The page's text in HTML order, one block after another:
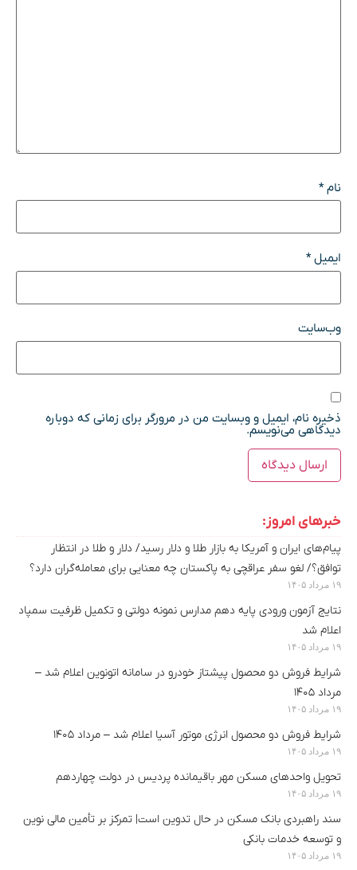
نام*
ایمیل*
وب‌سایت
ذخیره نام، ایمیل و وبسایت من در مرورگر برای زمانی که دوباره
دیدگاهی می‌نویسم.
خبرهای امروز:
پیام‌های ایران و آمریکا به بازار طلا و دلار رسید/ دلار و طلا در انتظار
توافق؟/ لغو سفر عراقچی به پاکستان چه معنایی برای معامله‌گران دارد؟
۱۹ مرداد ۱۴۰۵
نتایج آزمون ورودی پایه دهم مدارس نمونه دولتی و تکمیل ظرفیت سمپاد
اعلام شد
۱۹ مرداد ۱۴۰۵
شرایط فروش دو محصول پیشتاز خودرو در سامانه اتونوین اعلام شد –
مرداد ۱۴۰۵
۱۹ مرداد ۱۴۰۵
شرایط فروش دو محصول انرژی موتور آسیا اعلام شد – مرداد ۱۴۰۵
۱۹ مرداد ۱۴۰۵
تحویل واحدهای مسکن مهر باقیمانده پردیس در دولت چهاردهم
۱۹ مرداد ۱۴۰۵
سند راهبردی بانک مسکن در حال تدوین است| تمرکز بر تأمین مالی نوین
و توسعه خدمات بانکی
۱۹ مرداد ۱۴۰۵